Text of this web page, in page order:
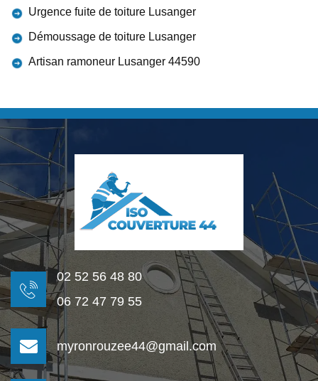
Urgence fuite de toiture Lusanger
Démoussage de toiture Lusanger
Artisan ramoneur Lusanger 44590
02 52 56 48 80
06 72 47 79 55
myronrouzee44@gmail.com